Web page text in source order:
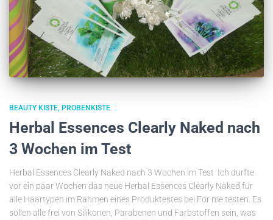
BEAUTY KISTE PROBENKISTE
Herbal Essences Clearly Naked nach
3 Wochen im Test
Herbal Essences Clearly Naked nach 3 Wochen im Test Ich durfte
vor ein paar Wochen das neue Herbal Essences Clearly Naked für
alle Haartypen im Rahmen eines Produktestes bei For me testen. Es
sollen alle frei von Silikonen, Parabenen und Farbstoffen sein, was